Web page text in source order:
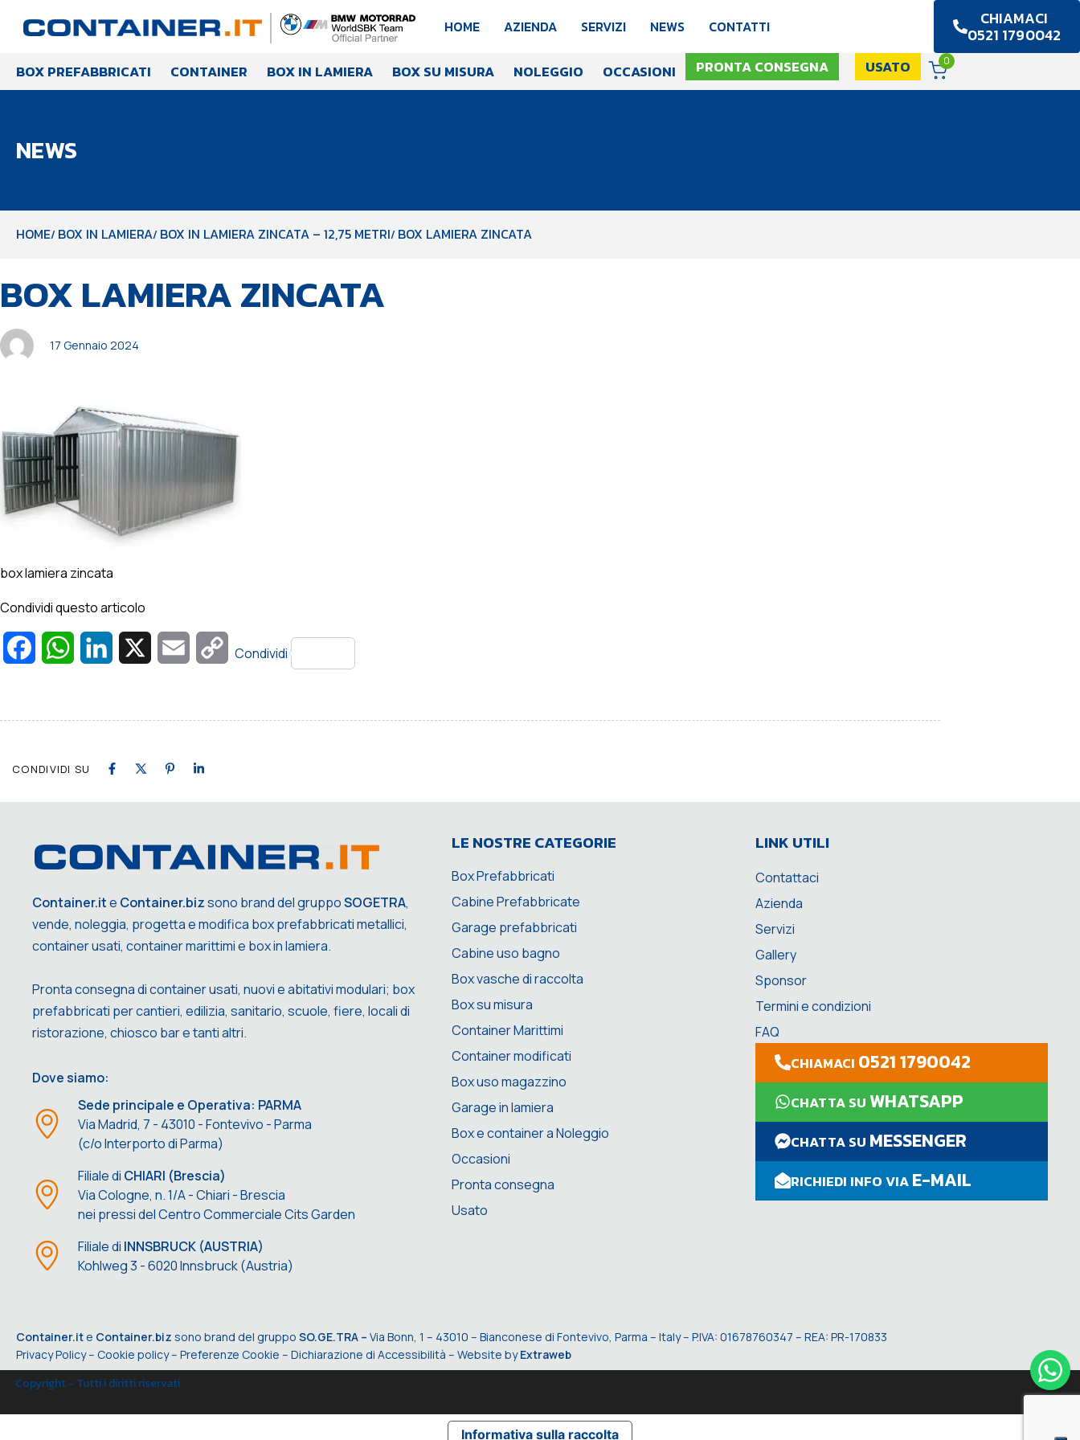
HOME AZIENDA SERVIZI NEWS CONTATTI CHIAMACI
0521 1790042
BOX PREFABBRICATI CONTAINER BOX IN LAMIERA BOX SU MISURA NOLEGGIO OCCASIONI PRONTA CONSEGNA USATO 0
NEWS
HOME BOX IN LAMIERA BOX IN LAMIERA ZINCATA – 12,75 METRI BOX LAMIERA ZINCATA
IN:
BOX LAMIERA ZINCATA
il:
17 Gennaio 2024
box lamiera zincata
Condividi questo articolo
FacebookWhatsAppLinkedIn Email
Copy
Condividi
CONDIVIDI SU
Container.ite Container.bizsono brand del gruppoSOGETRA,
vende, noleggia, progetta e modifica box prefabbricati metallici,
container usati, container marittimi e box in lamiera.
Pronta consegna di container usati, nuovi e abitativi modulari; box
prefabbricati per cantieri, edilizia, sanitario, scuole, fiere, locali di
ristorazione, chiosco bar e tanti altri.
Dove siamo:
Sede principale e Operativa: PARMA
Via Madrid, 7 - 43010 - Fontevivo - Parma
(c/o Interporto di Parma)
Filiale di CHIARI (Brescia)
Via Cologne, n. 1/A - Chiari - Brescia
nei pressi del Centro Commerciale Cits Garden
Filiale di INNSBRUCK (AUSTRIA)
Kohlweg 3 - 6020 Innsbruck (Austria)
LE NOSTRE CATEGORIE
Box Prefabbricati
Cabine Prefabbricate
Garage prefabbricati
Cabine uso bagno
Box vasche di raccolta
Box su misura
Container Marittimi
Container modificati
Box uso magazzino
Garage in lamiera
Box e container a Noleggio
Occasioni
Pronta consegna
Usato
LINK UTILI
Contattaci
Azienda
Servizi
Gallery
Sponsor
Termini e condizioni
FAQ
CHIAMACI 0521 1790042
CHATTA SUWHATSAPP
CHATTA SU MESSENGER
RICHIEDI INFO VIA E-MAIL
Container.it e Container.biz sono brand del gruppo SO.GE.TRA – Via Bonn, 1 – 43010 – Bianconese di Fontevivo, Parma – Italy – P.IVA: 01678760347 – REA: PR-170833
Privacy Policy– Cookie policy– Preferenze Cookie – Dichiarazione di Accessibilità – Website byExtraweb
Copyright - Tutti i diritti riservati
Informativa sulla raccolta